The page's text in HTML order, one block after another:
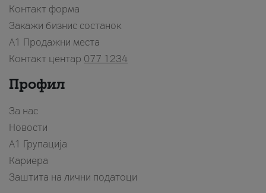
Контакт форма
Закажи бизнис состанок
A1 Продажни места
Контакт центар 077 1234
Профил
За нас
Новости
А1 Групација
Кариера
Заштита на лични податоци